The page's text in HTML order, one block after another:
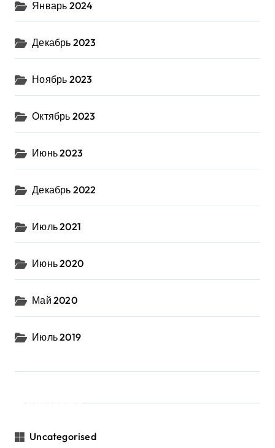
Январь 2024
Декабрь 2023
Ноябрь 2023
Октябрь 2023
Июнь 2023
Декабрь 2022
Июль 2021
Июнь 2020
Май 2020
Июль 2019
Uncategorised